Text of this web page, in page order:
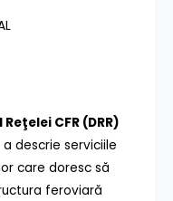
CFR (DRR)
descrie serviciile
care doresc să
feroviară